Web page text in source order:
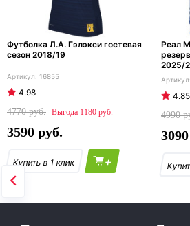
Футболка Л.А. Гэлэкси гостевая
сезон 2018/19
16855
4.98
4770
1180
3590
+
Реал
2025/
4.85
4990
3090